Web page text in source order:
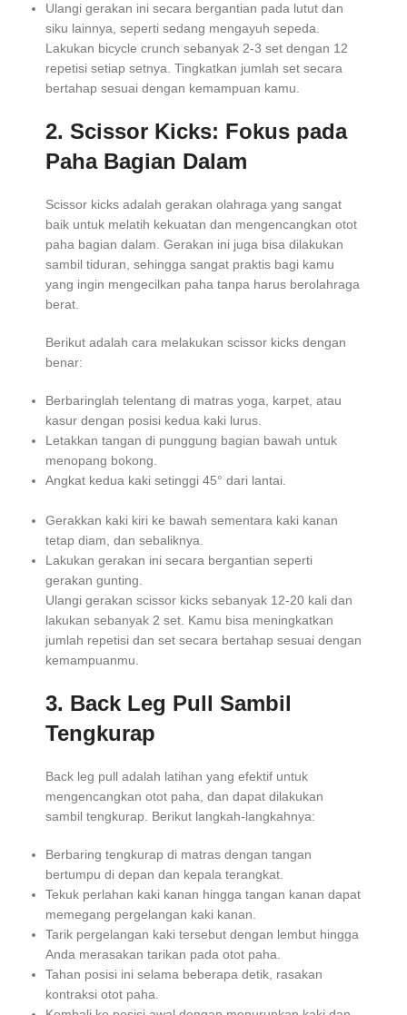
Ulangi gerakan ini secara bergantian pada lutut dan
siku lainnya, seperti sedang mengayuh sepeda.
Lakukan bicycle crunch sebanyak 2-3 set dengan 12
repetisi setiap setnya. Tingkatkan jumlah set secara
bertahap sesuai dengan kemampuan kamu.
2. Scissor Kicks: Fokus pada
Paha Bagian Dalam
Scissor kicks adalah gerakan olahraga yang sangat
baik untuk melatih kekuatan dan mengencangkan otot
paha bagian dalam. Gerakan ini juga bisa dilakukan
sambil tiduran, sehingga sangat praktis bagi kamu
yang ingin mengecilkan paha tanpa harus berolahraga
berat.
Berikut adalah cara melakukan scissor kicks dengan
benar:
Berbaringlah telentang di matras yoga, karpet, atau
kasur dengan posisi kedua kaki lurus.
Letakkan tangan di punggung bagian bawah untuk
menopang bokong.
Angkat kedua kaki setinggi 45° dari lantai.
Gerakkan kaki kiri ke bawah sementara kaki kanan
tetap diam, dan sebaliknya.
Lakukan gerakan ini secara bergantian seperti
gerakan gunting.
Ulangi gerakan scissor kicks sebanyak 12-20 kali dan
lakukan sebanyak 2 set. Kamu bisa meningkatkan
jumlah repetisi dan set secara bertahap sesuai dengan
kemampuanmu.
3. Back Leg Pull Sambil
Tengkurap
Back leg pull adalah latihan yang efektif untuk
mengencangkan otot paha, dan dapat dilakukan
sambil tengkurap. Berikut langkah-langkahnya:
Berbaring tengkurap di matras dengan tangan
bertumpu di depan dan kepala terangkat.
Tekuk perlahan kaki kanan hingga tangan kanan dapat
memegang pergelangan kaki kanan.
Tarik pergelangan kaki tersebut dengan lembut hingga
Anda merasakan tarikan pada otot paha.
Tahan posisi ini selama beberapa detik, rasakan
kontraksi otot paha.